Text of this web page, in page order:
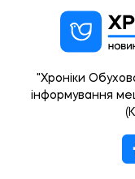
"Хроніки
інформування